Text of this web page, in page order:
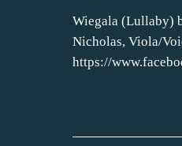
Wiegala (Lullaby)
Nicholas, Viola/
https://